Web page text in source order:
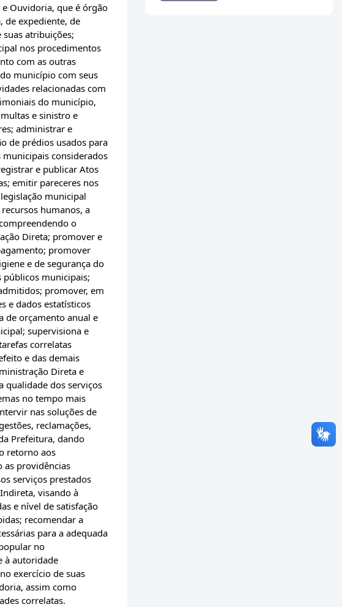
Ouvidoria, que é órgão
de expediente, de
atribuições;
nos procedimentos
com as outras
município com seus
relacionadas com
do município,
e sinistro e
administrar e
de prédios usados para
considerados
e publicar Atos
emitir pareceres nos
municipal
humanos, a
o
Direta; promover e
promover
e de segurança do
públicos municipais;
promover, em
e dados estatísticos
de orçamento anual e
supervisiona e
correlatas
e das demais
Direta e
qualidade dos serviços
no tempo mais
nas soluções de
reclamações,
Prefeitura, dando
retorno aos
as providências
serviços prestados
visando à
e nível de satisfação
recomendar a
para a adequada
no
à autoridade
exercício de suas
assim como
correlatas.